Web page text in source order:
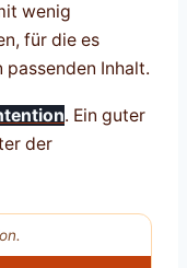
wenig
für die es
Inhalt.
. Ein guter
der